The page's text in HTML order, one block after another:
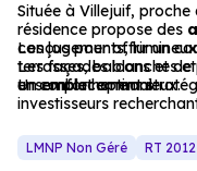
Située à Villejuif, proche
résidence propose des
conçus pour offrir un
Les façades blanches
ensemble harmonieux.
Les logements,
terrasses, balcons et
un confort optimal.
Un emplacement
investisseurs
LMNP Non Géré RT 2012